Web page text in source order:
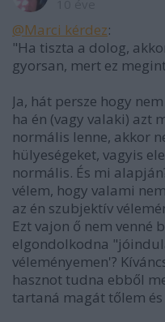
@Marci kérdez:
"Ha tiszta a dolog,
gyorsan, mert ez
Ja, hát persze hogy
ha én (vagy valaki) azt
normális lenne, akkor
hülyeségeket, vagyis
normális. És mi
vélem, hogy valami
az én szubjektív
Ezt vajon ő nem venné
elgondolkodna
véleményemen'?
hasznot tudna ebből
tartaná magát tőlem